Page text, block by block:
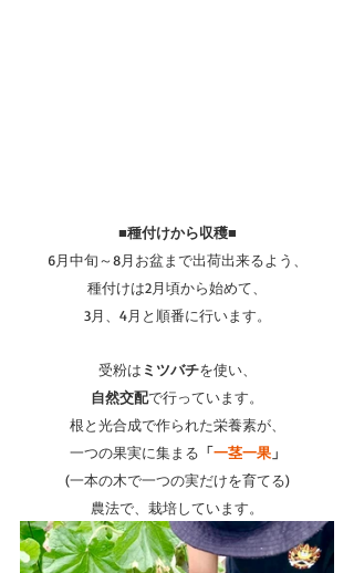
■種付けから収穫■
6月中旬～8月お盆まで出荷出来るよう、
種付けは2月頃から始めて、
3月、4月と順番に行います。
受粉は ミツバチを使い、
自然交配で行っています。
根と光合成で作られた栄養素が、
一つの果実に集まる 「一茎一果」
(一本の木で一つの実だけを育てる)
農法で、栽培しています。